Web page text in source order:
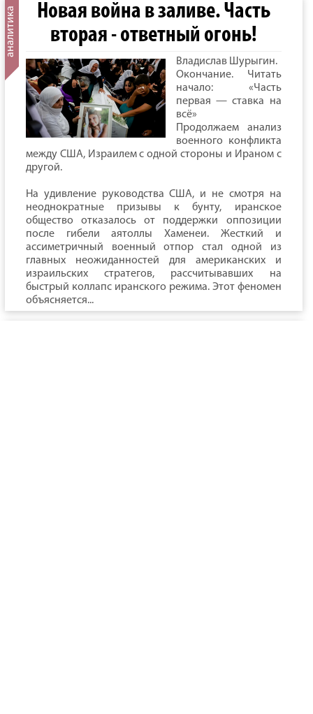
Новая война в заливе. Часть
вторая - ответный огонь!
Владислав Шурыгин.
Окончание. Читать
начало: «Часть
первая — ставка на
всё»
Продолжаем анализ
военного конфликта
между США, Израилем с одной стороны и Ираном с
другой.
На удивление руководства США, и не смотря на
неоднократные призывы к бунту, иранское
общество отказалось от поддержки оппозиции
после гибели аятоллы Хаменеи. Жесткий и
ассиметричный военный отпор стал одной из
главных неожиданностей для американских и
израильских стратегов, рассчитывавших на
быстрый коллапс иранского режима. Этот феномен
объясняется...